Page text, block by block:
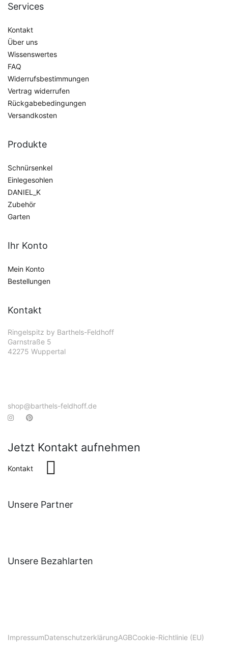
Services
Kontakt
Über uns
Wissenswertes
FAQ
Widerrufsbestimmungen
Vertrag widerrufen
Rückgabebedingungen
Versandkosten
Produkte
Schnürsenkel
Einlegesohlen
DANIEL_K
Zubehör
Garten
Ihr Konto
Mein Konto
Bestellungen
Kontakt
Ringelspitz by Barthels-Feldhoff
Garnstraße 5
42275 Wuppertal
shop@barthels-feldhoff.de
Jetzt Kontakt aufnehmen
Kontakt
Unsere Partner
Unsere Bezahlarten
ImpressumDatenschutzerklärungAGBCookie-Richtlinie (EU)